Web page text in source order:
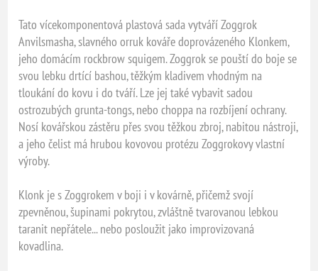
Tato vícekomponentová plastová sada vytváří Zoggrok
Anvilsmasha, slavného orruk kováře doprovázeného Klonkem,
jeho domácím rockbrow squigem. Zoggrok se pouští do boje se
svou lebku drtící bashou, těžkým kladivem vhodným na
tloukání do kovu i do tváří. Lze jej také vybavit sadou
ostrozubých grunta-tongs, nebo choppa na rozbíjení ochrany.
Nosí kovářskou zástěru přes svou těžkou zbroj, nabitou nástroji,
a jeho čelist má hrubou kovovou protézu Zoggrokovy vlastní
výroby.
Klonk je s Zoggrokem v boji i v kovárně, přičemž svojí
zpevněnou, šupinami pokrytou, zvláštně tvarovanou lebkou
taranit nepřátele... nebo posloužit jako improvizovaná
kovadlina.